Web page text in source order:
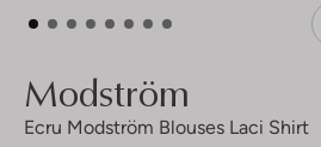
Modström
Ecru Modström Blouses Laci Shirt